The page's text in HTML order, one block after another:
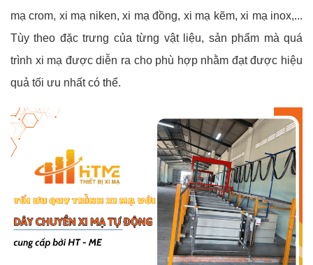
mạ crom, xi mạ niken, xi mạ đồng, xi mạ kẽm, xi mạ inox,...
Tùy theo đặc trưng của từng vật liệu, sản phẩm mà quá
trình xi mạ được diễn ra cho phù hợp nhằm đạt được hiệu
quả tối ưu nhất có thể.